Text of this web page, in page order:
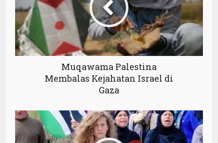
Muqawama Palestina
Membalas Kejahatan Israel di
Gaza